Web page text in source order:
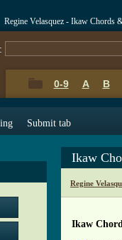
Regine Velasquez - Ikaw Chords
0-9 A B
Submit tab
Ikaw
Regine
Ikaw